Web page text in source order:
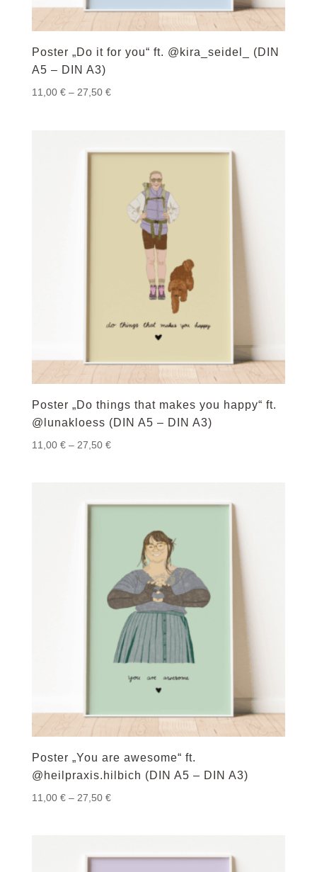
Poster „Do it for you“ ft. @kira_seidel_ (DIN
A5 – DIN A3)
11,00 € – 27,50 €Preisspanne:
Poster „Do things that makes you happy“ ft.
@lunakloess (DIN A5 – DIN A3)
11,00 € – 27,50 €Preisspanne:
Poster „You are awesome“ ft.
@heilpraxis.hilbich (DIN A5 – DIN A3)
11,00 € – 27,50 €Preisspanne: